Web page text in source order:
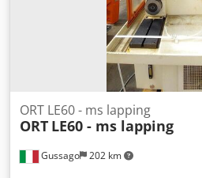
Gussago 202 km
ORT LE60 - ms lapping
ORT LE60 - ms lapping